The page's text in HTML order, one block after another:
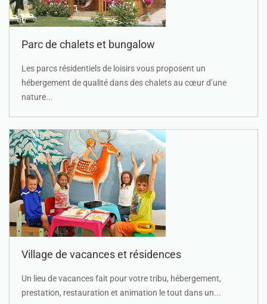
Parc de chalets et bungalow
Les parcs résidentiels de loisirs vous proposent un
hébergement de qualité dans des chalets au cœur d’une
nature...
Village de vacances et résidences
Un lieu de vacances fait pour votre tribu, hébergement,
prestation, restauration et animation le tout dans un...